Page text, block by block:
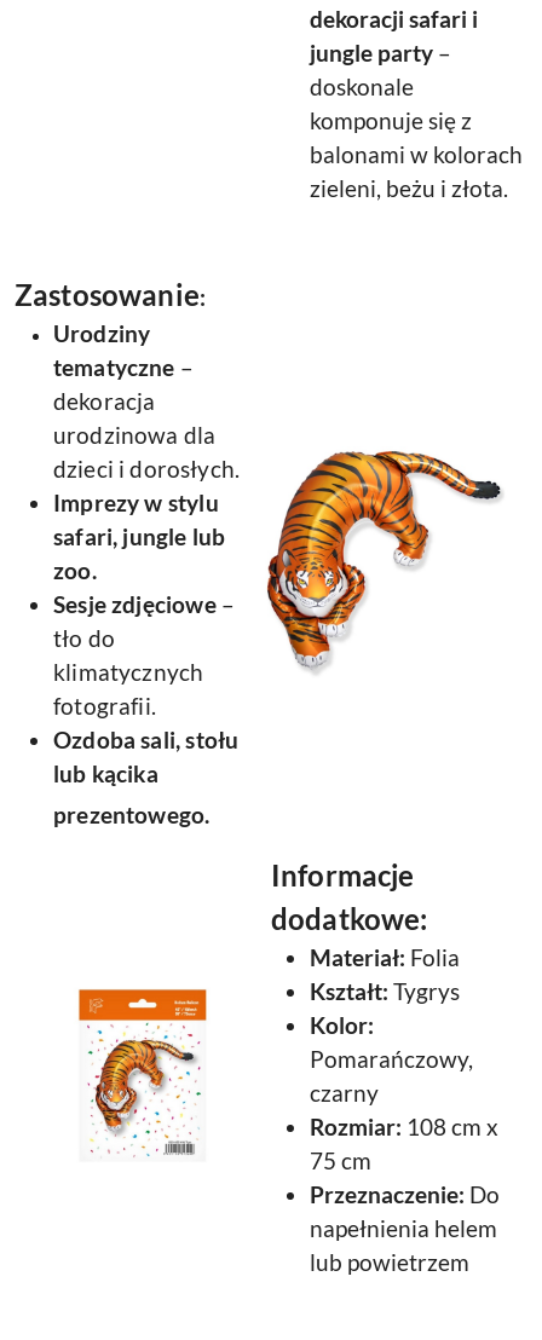
dekoracji safari i
jungle party –
doskonale
komponuje się z
balonami w kolorach
zieleni, beżu i złota.
Zastosowanie:
Urodziny
tematyczne –
dekoracja
urodzinowa dla
dzieci i dorosłych.
Imprezy w stylu
safari, jungle lub
zoo.
Sesje zdjęciowe–
tło do
klimatycznych
fotografii.
Ozdoba sali, stołu
lub kącika
prezentowego.
Informacje
dodatkowe:
Materiał: Folia
Kształt: Tygrys
Kolor:
Pomarańczowy,
czarny
Rozmiar: 108 cm x
75 cm
Przeznaczenie: Do
napełnienia helem
lub powietrzem